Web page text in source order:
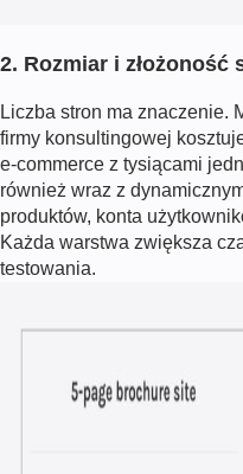
2. Rozmiar i
Liczba stron ma znaczenie.
firmy konsultingowej
e-commerce z tysiącami
również wraz z
produktów, konta
Każda warstwa zwiększa
testowania.